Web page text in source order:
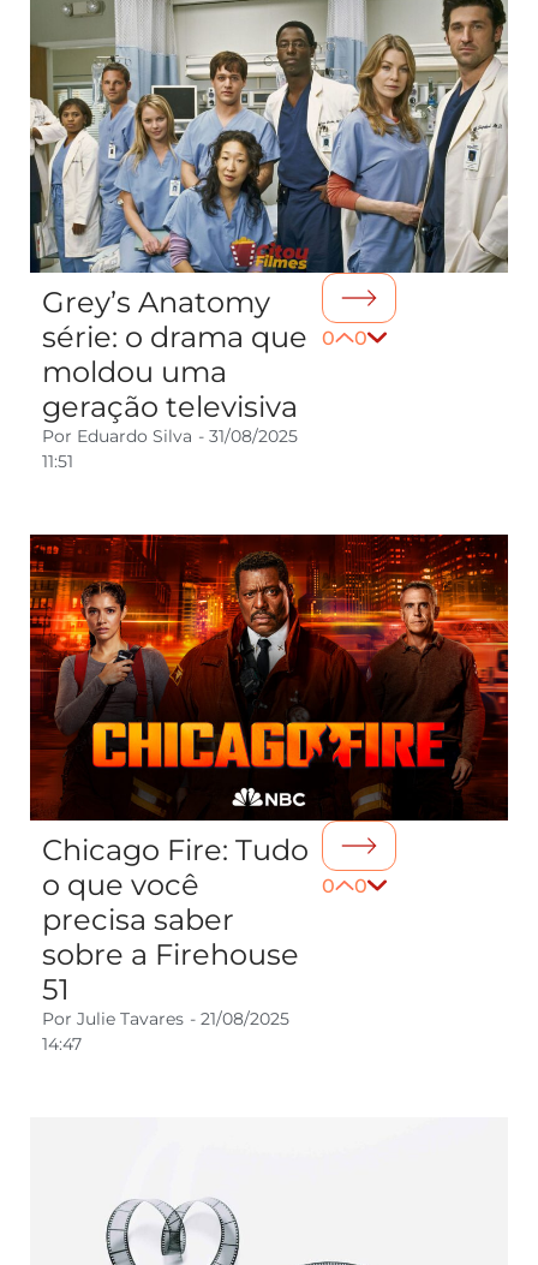
Grey’s Anatomy
série: o drama que
moldou uma
geração televisiva
Por Eduardo Silva - 31/08/2025
11:51
0
0
Chicago Fire: Tudo
o que você
precisa saber
sobre a Firehouse
51
Por Julie Tavares - 21/08/2025
14:47
0
0